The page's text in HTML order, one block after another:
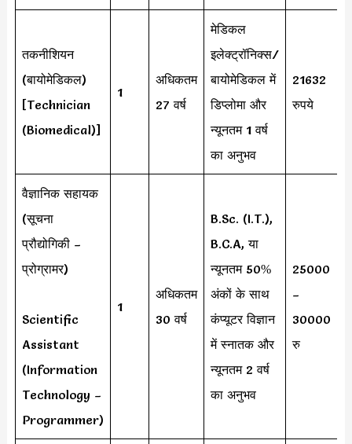
तकनीशियन
(बायोमेडिकल)
[Technician
(Biomedical)]
1
अधिकतम
27 वर्ष
मेडिकल
इलेक्ट्रॉनिक्स/
बायोमेडिकल में
डिप्लोमा और
न्यूनतम 1 वर्ष
का अनुभव
21632
रुपये
वैज्ञानिक सहायक
(सूचना
प्रौद्योगिकी –
प्रोग्रामर)
Scientific
Assistant
(Information
Technology –
Programmer)
1
अधिकतम
30 वर्ष
B.Sc. (I.T.),
B.C.A, या
न्यूनतम 50%
अंकों के साथ
कंप्यूटर विज्ञान
में स्नातक और
न्यूनतम 2 वर्ष
का अनुभव
25000
–
30000
रु